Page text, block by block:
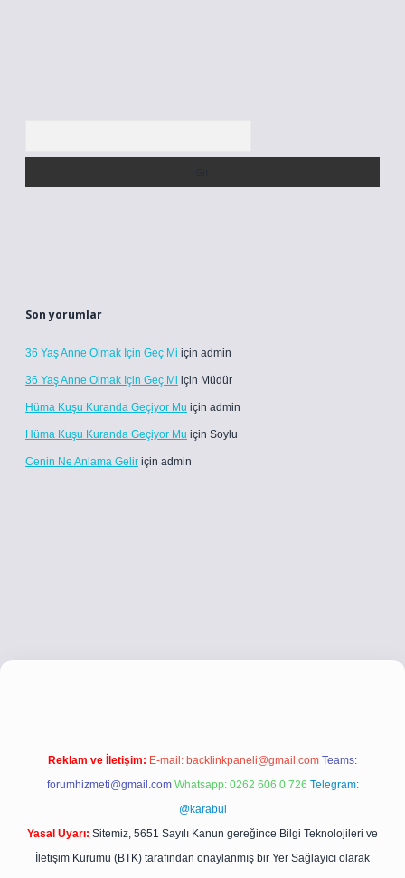
Son yorumlar
36 Yaş Anne Olmak Için Geç Mi için admin
36 Yaş Anne Olmak Için Geç Mi için Müdür
Hüma Kuşu Kuranda Geçiyor Mu için admin
Hüma Kuşu Kuranda Geçiyor Mu için Soylu
Cenin Ne Anlama Gelir için admin
betci girişbetci girişhiltonbet yeni giriş
Reklam ve İletişim: E-mail: backlinkpaneli@gmail.com Teams:
forumhizmeti@gmail.com Whatsapp: 0262 606 0 726 Telegram:
@karabul
Yasal Uyarı: Sitemiz, 5651 Sayılı Kanun gereğince Bilgi Teknolojileri ve
İletişim Kurumu (BTK) tarafından onaylanmış bir Yer Sağlayıcı olarak